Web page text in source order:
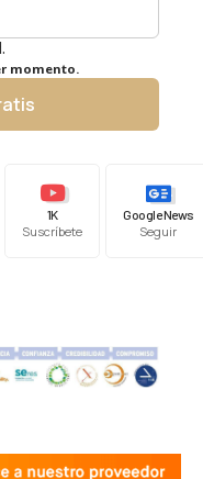
momento.
1K
Suscríbete
Google News
Seguir